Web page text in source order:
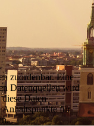
zuordenbar. Eine
Datenquellen wird
Daten
Anhaltspunkte für